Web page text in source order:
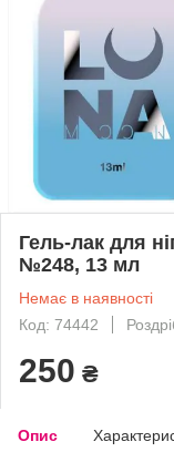
Гель-лак для
№248, 13 мл
Немає в наявності
Код: 74442
250 ₴
Опис